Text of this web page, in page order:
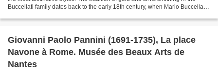
Buccellati family dates back to the early 18th century, when Mario Buccellati
Giovanni Paolo Pannini (1691-1735), La place
Navone à Rome. Musée des Beaux Arts de
Nantes